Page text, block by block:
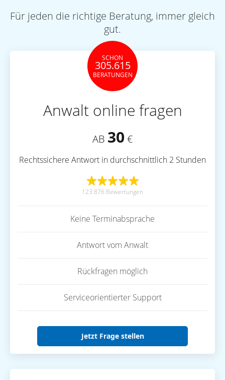
Für jeden die richtige Beratung, immer gleich
gut.
SCHON
305.615
BERATUNGEN
Anwalt online fragen
AB 30 €
Rechtssichere Antwort in durchschnittlich 2 Stunden
123.876 Bewertungen
Keine Terminabsprache
Antwort vom Anwalt
Rückfragen möglich
Serviceorientierter Support
Jetzt Frage stellen